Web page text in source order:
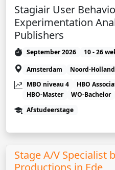
Stagiair User
Experimentation
Publishers
September 2026 10 - 26
Amsterdam
Noord-Holland
MBO niveau 4
HBO
HBO-Master
WO-Bachelor
Afstudeerstage
Stage A/V Specialist